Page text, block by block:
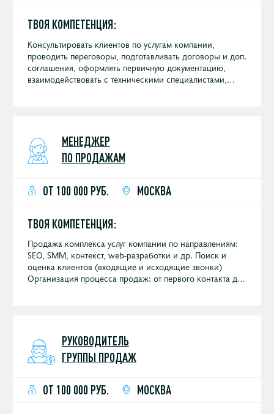
ТВОЯ КОМПЕТЕНЦИЯ:
Консультировать клиентов по услугам компании,
проводить переговоры, подготавливать договоры и доп.
соглашения, оформлять первичную документацию,
взаимодействовать с техническими специалистами,
МЕНЕДЖЕР
ПО ПРОДАЖАМ
ОТ 100 000 РУБ. МОСКВА
ТВОЯ КОМПЕТЕНЦИЯ:
Продажа комплекса услуг компании по направлениям:
SEO, SMM, контекст, web-разработки и др. Поиск и
оценка клиентов (входящие и исходящие звонки)
Организация процесса продаж: от первого контакта до
состоянии Участие в выставках и конференциях
РУКОВОДИТЕЛЬ
ГРУППЫ ПРОДАЖ
ОТ 100 000 РУБ. МОСКВА